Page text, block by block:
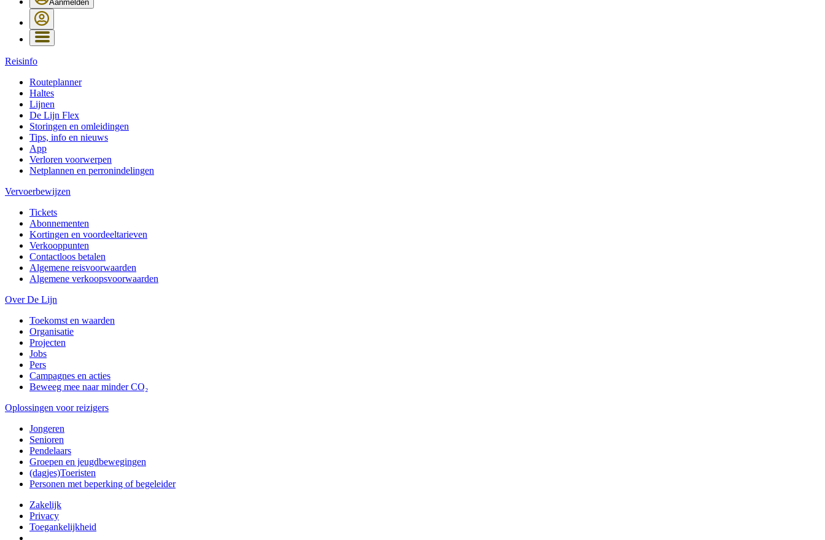
Aanmelden
Reisinfo
Routeplanner
Haltes
Lijnen
De Lijn Flex
Storingen en omleidingen
Tips, info en nieuws
App
Verloren voorwerpen
Netplannen en perronindelingen
Vervoerbewijzen
Tickets
Abonnementen
Kortingen en voordeeltarieven
Verkooppunten
Contactloos betalen
Algemene reisvoorwaarden
Algemene verkoopsvoorwaarden
Over De Lijn
Toekomst en waarden
Organisatie
Projecten
Jobs
Pers
Campagnes en acties
Beweeg mee naar minder CO₂
Oplossingen voor reizigers
Jongeren
Senioren
Pendelaars
Groepen en jeugdbewegingen
(dagjes)Toeristen
Personen met beperking of begeleider
Zakelijk
Privacy
Toegankelijkheid